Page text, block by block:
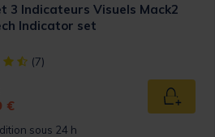
3 Indicateurs Visuels Mack2
Indicator set
out of 5 Customer Rating
(7)
from
€ Ajouter
sous 24 h